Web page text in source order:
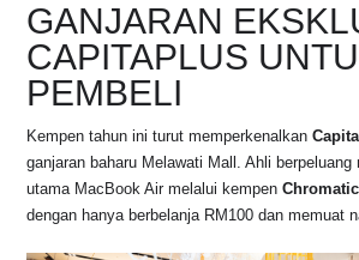
GANJARAN
CAPITAPLUS
PEMBELI
Kempen tahun ini turut memperkenalkan
ganjaran baharu Melawati Mall. Ahli berpeluang
utama MacBook Air melalui kempen
dengan hanya berbelanja RM100 dan memuat